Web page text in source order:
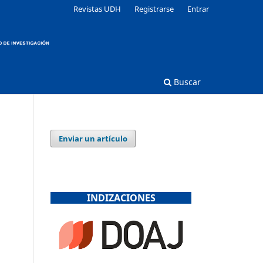
Buscar
Revistas UDH Registrarse Entrar
Enviar un artículo
INDIZACIONES